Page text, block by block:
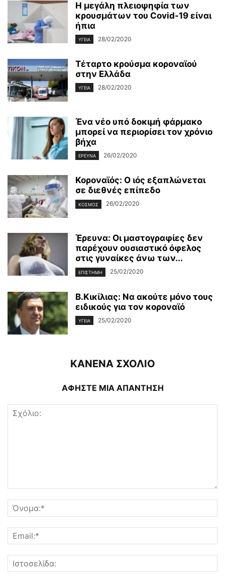
Η μεγάλη πλειοψηφία των
κρουσμάτων του Covid-19 είναι
ήπια
ΥΓΕΊΑ 28/02/2020
Τέταρτο κρούσμα κοροναϊού
στην Ελλάδα
ΥΓΕΊΑ 28/02/2020
Ένα νέο υπό δοκιμή φάρμακο
μπορεί να περιορίσει τον χρόνιο
βήχα
ΈΡΕΥΝΑ 26/02/2020
Κοροναϊός: Ο ιός εξαπλώνεται
σε διεθνές επίπεδο
ΚΌΣΜΟΣ 26/02/2020
Έρευνα: Οι μαστογραφίες δεν
παρέχουν ουσιαστικό όφελος
στις γυναίκες άνω των...
ΕΠΙΣΤΉΜΗ 25/02/2020
Β.Κικίλιας: Να ακούτε μόνο τους
ειδικούς για τον κοροναϊό
ΥΓΕΊΑ 25/02/2020
ΚΑΝΕΝΑ ΣΧΟΛΙΟ
ΑΦΗΣΤΕ ΜΙΑ ΑΠΑΝΤΗΣΗ